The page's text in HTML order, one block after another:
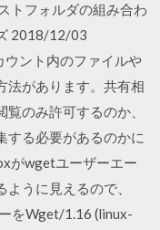
トフォルダの組み合わ
2018/12/03
ント内のファイルや
法があります。共有相
のみ許可するのか、
する必要があるのかに
がwgetユーザーエー
うに見えるので、
をWget/1.16 (linux-